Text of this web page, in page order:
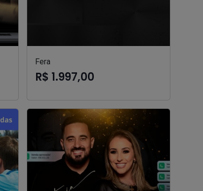
Fera
R$ 1.997,00